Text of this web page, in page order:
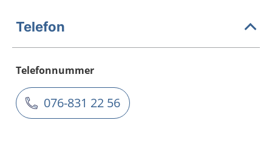
Telefon
Telefonnummer
076-831 22 56